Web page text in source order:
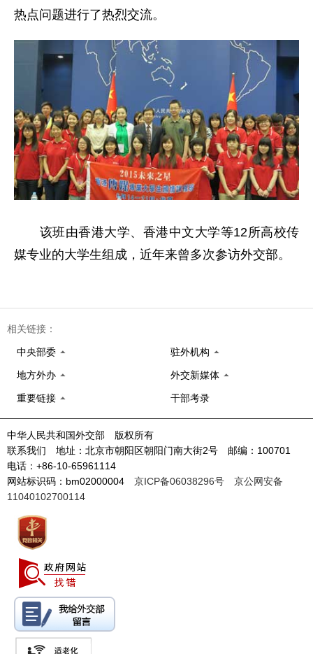
热点问题进行了热烈交流。
该班由香港大学、香港中文大学等12所高校传
媒专业的大学生组成，近年来曾多次参访外交部。
相关链接：
中央部委 驻外机构
地方外办 外交新媒体
重要链接 干部考录
中华人民共和国外交部 版权所有
联系我们 地址：北京市朝阳区朝阳门南大街2号 邮编：100701
电话：+86-10-65961114
网站标识码：bm02000004 京ICP备06038296号
京公网安备
11040102700114